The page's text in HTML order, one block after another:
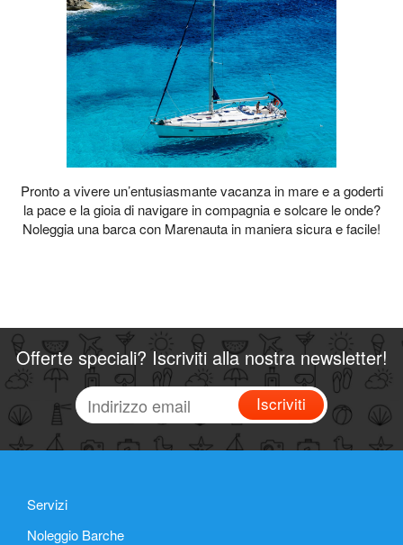
Pronto a vivere un’entusiasmante vacanza in mare e a goderti
la pace e la gioia di navigare in compagnia e solcare le onde?
Noleggia una barca con Marenauta in maniera sicura e facile!
Offerte speciali? Iscriviti alla nostra newsletter!
Iscriviti
Servizi
Noleggio Barche